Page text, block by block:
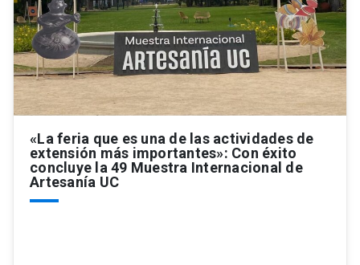
«La feria que es una de las actividades de
extensión más importantes»: Con éxito
concluye la 49 Muestra Internacional de
Artesanía UC